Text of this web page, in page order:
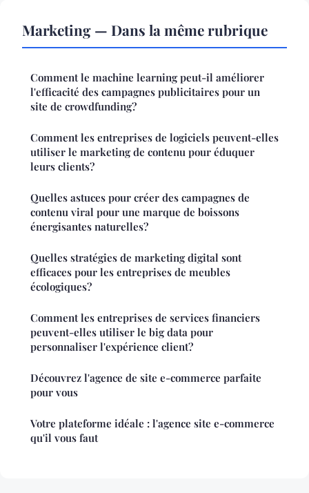
Marketing — Dans la même rubrique
Comment le machine learning peut-il améliorer
l'efficacité des campagnes publicitaires pour un
site de crowdfunding?
Comment les entreprises de logiciels peuvent-elles
utiliser le marketing de contenu pour éduquer
leurs clients?
Quelles astuces pour créer des campagnes de
contenu viral pour une marque de boissons
énergisantes naturelles?
Quelles stratégies de marketing digital sont
efficaces pour les entreprises de meubles
écologiques?
Comment les entreprises de services financiers
peuvent-elles utiliser le big data pour
personnaliser l'expérience client?
Découvrez l'agence de site e-commerce parfaite
pour vous
Votre plateforme idéale : l'agence site e-commerce
qu'il vous faut